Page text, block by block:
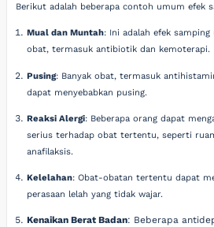
Berikut adalah beberapa contoh umum efek
Mual dan Muntah: Ini adalah efek
obat, termasuk antibiotik dan kemoterapi.
Pusing: Banyak obat, termasuk
dapat menyebabkan pusing.
Reaksi Alergi: Beberapa orang dapat
serius terhadap obat tertentu, seperti
anafilaksis.
Kelelahan: Obat-obatan tertentu dapat
perasaan lelah yang tidak wajar.
Kenaikan Berat Badan: Beberapa